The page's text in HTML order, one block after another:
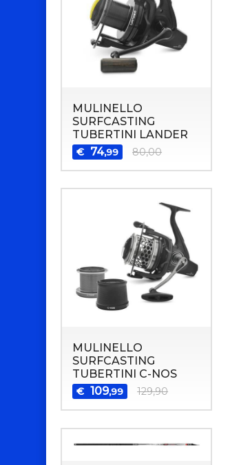
MULINELLO
SURFCASTING
TUBERTINI LANDER
€ 74,99 80,00
MULINELLO
SURFCASTING
TUBERTINI C-NOS
€ 109,99 129,90